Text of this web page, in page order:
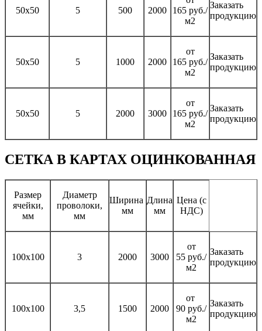
50х50 5 500 2000
165 руб./
м2
Заказать
продукцию
50х50 5 1000 2000
от
165 руб./
м2
Заказать
продукцию
50х50 5 2000 3000
от
165 руб./
м2
Заказать
продукцию
СЕТКА В КАРТАХ ОЦИНКОВАННАЯ
Размер
ячейки,
мм
Диаметр
проволоки,
мм
Ширина
мм
Длина
мм
Цена (с
НДС)
100х100 3 2000 3000
от
55 руб./
м2
Заказать
продукцию
100х100 3,5 1500 2000
от
90 руб./
м2
Заказать
продукцию